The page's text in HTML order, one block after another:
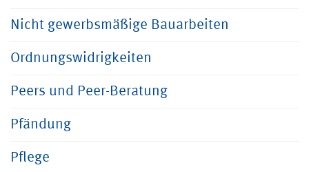
Nicht gewerbsmäßige Bauarbeiten
Ordnungswidrigkeiten
Peers und Peer-Beratung
Pfändung
Pflege